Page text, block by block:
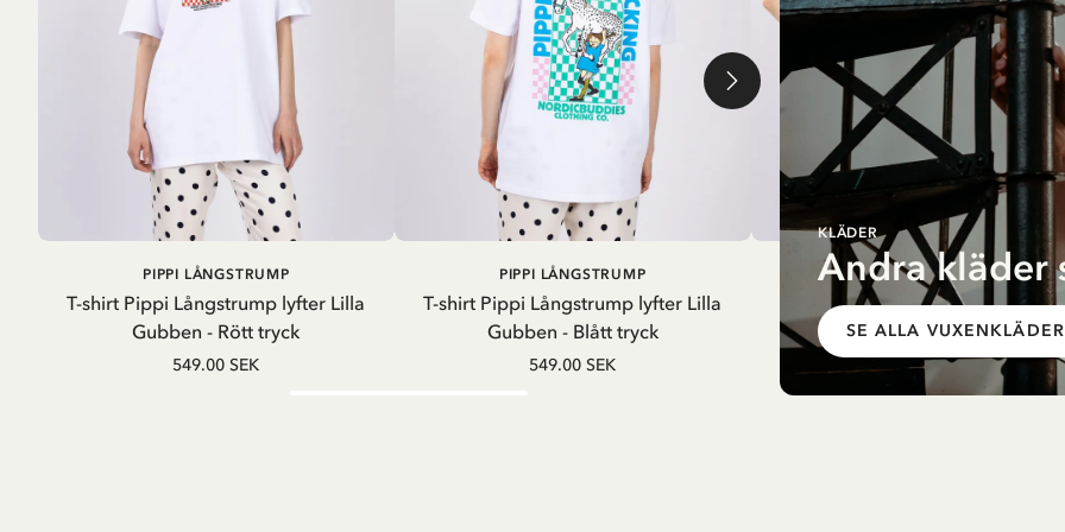
KLÄDER
Andra kläder
SE ALLA VUXENKLÄDER
T-shirt Pippi Långstrump lyfter Lilla
Gubben - Rött tryck
PIPPI LÅNGSTRUMP
549.00 SEK
T-shirt Pippi Långstrump lyfter Lilla
Gubben - Blått tryck
PIPPI LÅNGSTRUMP
549.00 SEK
LÄGG I
T-shirt Pippi Långstrump
PIPPI LÅNGSTRUMP
549.00 SEK